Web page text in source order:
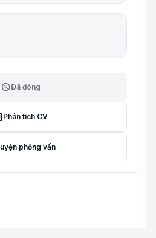
blockĐã đóng
Phân tích CV
phỏng vấn